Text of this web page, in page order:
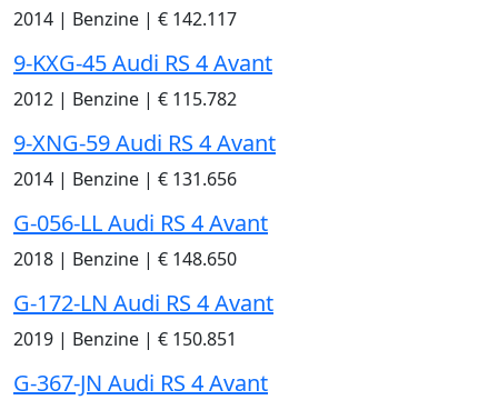
2014 | Benzine | € 142.117
9-KXG-45 Audi RS 4 Avant
2012 | Benzine | € 115.782
9-XNG-59 Audi RS 4 Avant
2014 | Benzine | € 131.656
G-056-LL Audi RS 4 Avant
2018 | Benzine | € 148.650
G-172-LN Audi RS 4 Avant
2019 | Benzine | € 150.851
G-367-JN Audi RS 4 Avant